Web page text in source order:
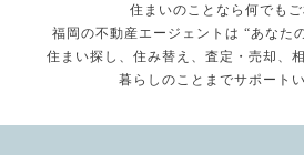
住まいのことなら何でもご
福岡の不動産エージェントは “あなた
住まい探し、住み替え、査定・売却、
暮らしのことまでサポート